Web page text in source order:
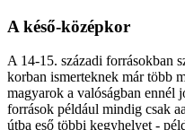
A késő-középkor
A 14-15. századi forrásokban
korban ismerteknek már több
magyarok a valóságban ennél
források például mindig csak
útba eső többi kegyhelyet -